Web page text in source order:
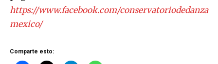
https://www.facebook.com/conservatoriodedanza
mexico/
Comparte esto: